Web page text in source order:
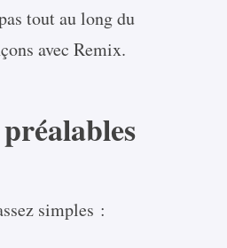
tout au long du
avec Remix.
simples :